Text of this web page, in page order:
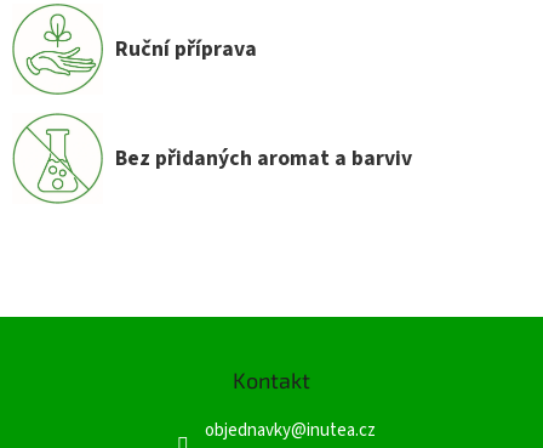
Ruční příprava
Bez přidaných aromat a barviv
Kontakt
objednavky@inutea.cz